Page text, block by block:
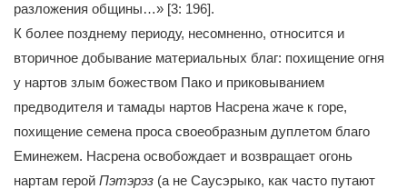
разложения общины…» [3: 196].
К более позднему периоду, несомненно, относится и
вторичное добывание материальных благ: похищение огня
у нартов злым божеством Пако и приковыванием
предводителя и тамады нартов Насрена жаче к горе,
похищение семена проса своеобразным дуплетом благо
Еминежем. Насрена освобождает и возвращает огонь
нартам герой Пэтэрэз (а не Саусэрыко, как часто путают